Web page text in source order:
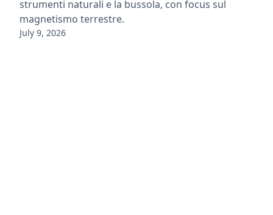
strumenti naturali e la bussola, con focus sul
magnetismo terrestre.
July 9, 2026